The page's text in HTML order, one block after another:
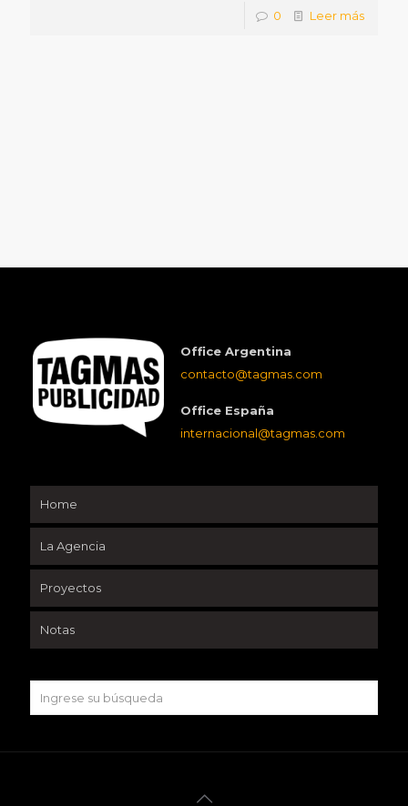
0 Leer más
Office Argentina
contacto@tagmas.com
Office España
internacional@tagmas.com
Home
La Agencia
Proyectos
Notas